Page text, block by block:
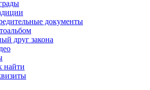
документы
друг закона
найти